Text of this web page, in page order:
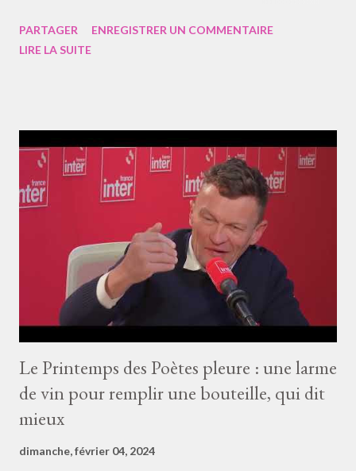
votre page ni ailleurs Le « wokisme » a dégoûté l’indû d’un baiser
puis voilà”
PARTAGER
ENREGISTRER UN COMMENTAIRE
LIRE LA SUITE
Le Printemps des Poètes pleure : une larme
de vin pour remplir une bouteille, qui dit
mieux
dimanche, février 04, 2024